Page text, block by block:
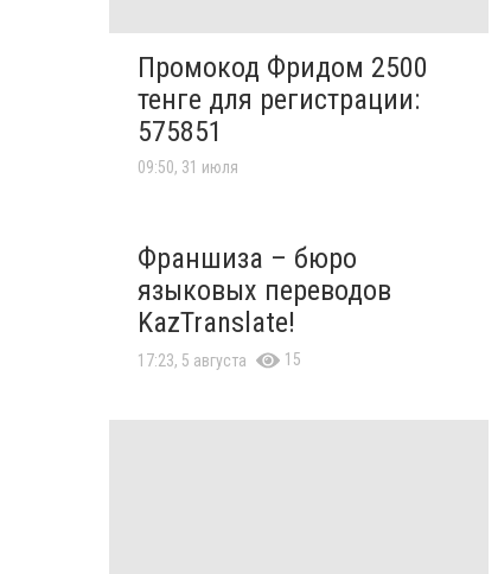
Промокод Фридом 2500
тенге для регистрации:
575851
09:50, 31 июля
Франшиза – бюро
языковых переводов
KazTranslate!
17:23, 5 августа 15